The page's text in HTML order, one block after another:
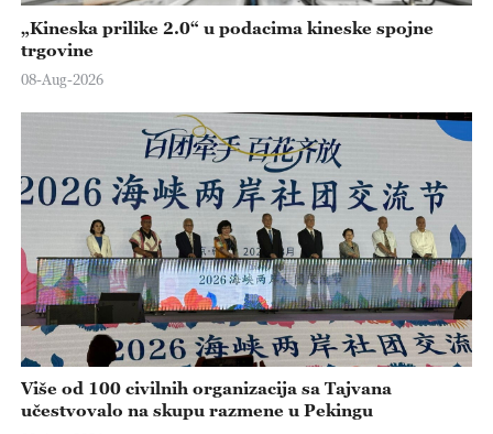
„Kineska prilike 2.0“ u podacima kineske spojne
trgovine
08-Aug-2026
Više od 100 civilnih organizacija sa Tajvana
učestvovalo na skupu razmene u Pekingu